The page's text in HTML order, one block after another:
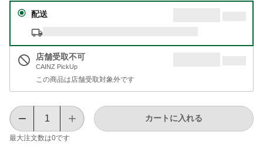
配送
店舗受取不可
CAINZ PickUp
この商品は店舗受取対象外です
最大注文数は0です
カートに入れる